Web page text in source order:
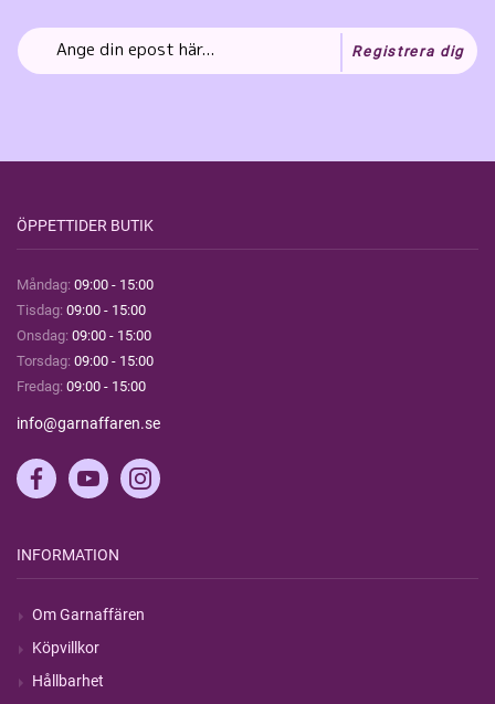
Registrera dig
ÖPPETTIDER BUTIK
Måndag: 09:00 - 15:00
Tisdag: 09:00 - 15:00
Onsdag: 09:00 - 15:00
Torsdag: 09:00 - 15:00
Fredag: 09:00 - 15:00
info@garnaffaren.se
INFORMATION
Om Garnaffären
Köpvillkor
Hållbarhet